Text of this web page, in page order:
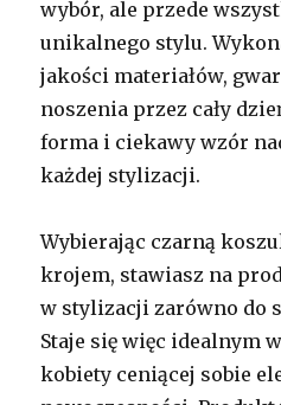
wybór, ale przede
unikalnego stylu.
jakości materiałów,
noszenia przez cały
forma i ciekawy wzór
każdej stylizacji.
Wybierając czarną
krojem, stawiasz na
w stylizacji zarówno do
Staje się więc idealnym
kobiety ceniącej sobie